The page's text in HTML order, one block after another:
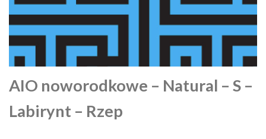
AIO noworodkowe – Natural – S –
Labirynt – Rzep